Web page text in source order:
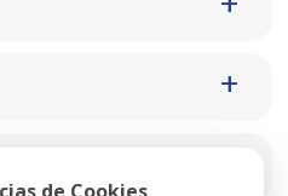
de Cookies